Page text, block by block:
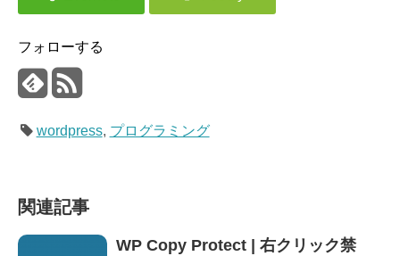
フォローする
wordpress, プログラミング
関連記事
WP Copy Protect | 右クリック禁